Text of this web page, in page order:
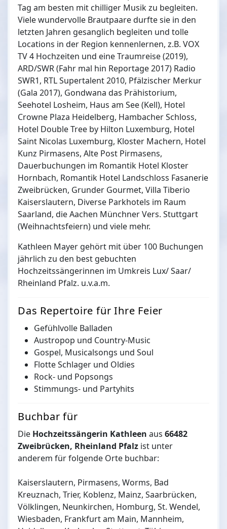
Tag am besten mit chilliger Musik zu begleiten.
Viele wundervolle Brautpaare durfte sie in den
letzten Jahren gesanglich begleiten und tolle
Locations in der Region kennenlernen, z.B. VOX
TV 4 Hochzeiten und eine Traumreise (2019),
ARD/SWR (Fahr mal hin Reportage 2017) Radio
SWR1, RTL Supertalent 2010, Pfälzischer Merkur
(Gala 2017), Gondwana das Prähistorium,
Seehotel Losheim, Haus am See (Kell), Hotel
Crowne Plaza Heidelberg, Hambacher Schloss,
Hotel Double Tree by Hilton Luxemburg, Hotel
Saint Nicolas Luxemburg, Kloster Machern, Hotel
Kunz Pirmasens, Alte Post Pirmasens,
Dauerbuchungen im Romantik Hotel Kloster
Hornbach, Romantik Hotel Landschloss Fasanerie
Zweibrücken, Grunder Gourmet, Villa Tiberio
Kaiserslautern, Diverse Parkhotels im Raum
Saarland, die Aachen Münchner Vers. Stuttgart
(Weihnachtsfeiern) und viele mehr.
Kathleen Mayer gehört mit über 100 Buchungen
jährlich zu den best gebuchten
Hochzeitssängerinnen im Umkreis Lux/ Saar/
Rheinland Pfalz. u.v.a.m.
Das Repertoire für Ihre Feier
Gefühlvolle Balladen
Austropop und Country-Music
Gospel, Musicalsongs und Soul
Flotte Schlager und Oldies
Rock- und Popsongs
Stimmungs- und Partyhits
Buchbar für
Die Hochzeitssängerin Kathleen aus 66482
Zweibrücken, Rheinland Pfalz ist unter
anderem für folgende Orte buchbar:
Kaiserslautern, Pirmasens, Worms, Bad
Kreuznach, Trier, Koblenz, Mainz, Saarbrücken,
Völklingen, Neunkirchen, Homburg, St. Wendel,
Wiesbaden, Frankfurt am Main, Mannheim,